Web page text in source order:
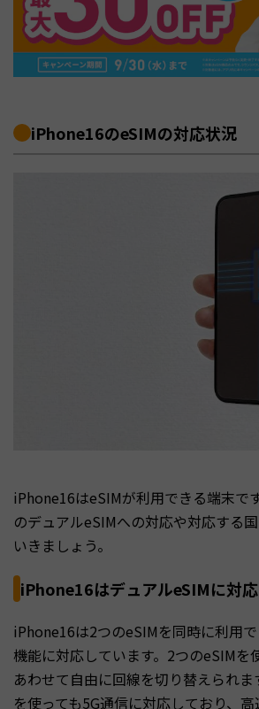
iPhone16のeSIMの対応状況
iPhone16はeSIMが利用できる端末で
のデュアルeSIMへの対応や対応する
いきましょう。
iPhone16はデュアルeSIMに対応
iPhone16は2つのeSIMを同時に利用
機能に対応しています。2つのeSIMを
あわせて自由に回線を切り替えられま
を使っても5G通信に対応しており、